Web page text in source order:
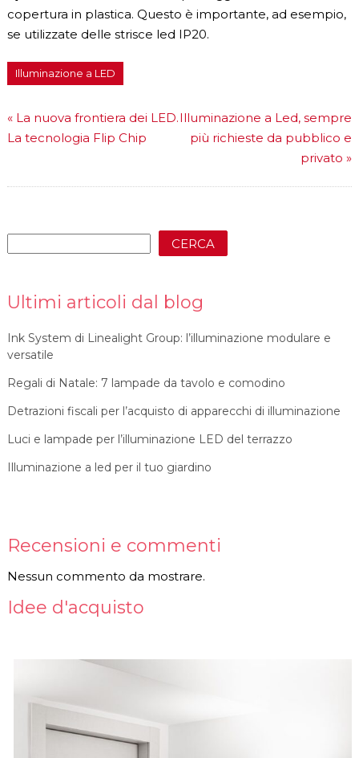
copertura in plastica. Questo è importante, ad esempio,
se utilizzate delle strisce led IP20.
Illuminazione a LED
« La nuova frontiera dei LED.
La tecnologia Flip Chip
Illuminazione a Led, sempre
più richieste da pubblico e
privato »
CERCA
Ultimi articoli dal blog
Ink System di Linealight Group: l’illuminazione modulare e
versatile
Regali di Natale: 7 lampade da tavolo e comodino
Detrazioni fiscali per l’acquisto di apparecchi di illuminazione
Luci e lampade per l’illuminazione LED del terrazzo
Illuminazione a led per il tuo giardino
Recensioni e commenti
Nessun commento da mostrare.
Idee d'acquisto